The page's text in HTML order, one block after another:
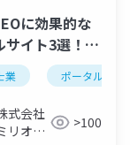
webマーケティン
に効果的な
サイト3選！集
も解説
業 ポータルサイ
式会社
リオン
>100